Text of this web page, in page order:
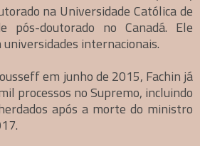
na Universidade Católica de
pós-doutorado no Canadá. Ele
internacionais.
em junho de 2015, Fachin já
processos no Supremo, incluindo
após a morte do ministro